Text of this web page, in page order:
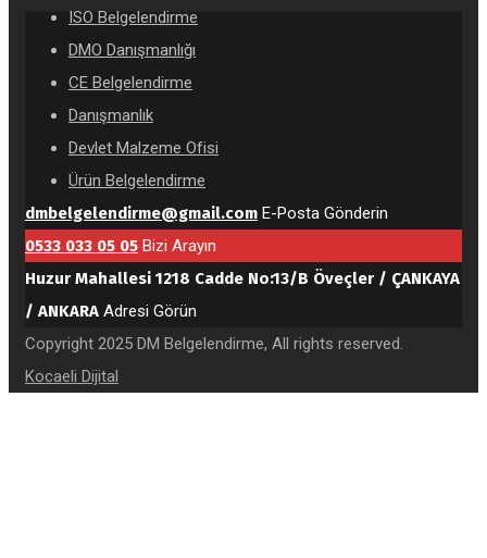
ISO Belgelendirme
DMO Danışmanlığı
CE Belgelendirme
Danışmanlık
Devlet Malzeme Ofisi
Ürün Belgelendirme
dmbelgelendirme@gmail.com E-Posta Gönderin
0533 033 05 05 Bizi Arayın
Huzur Mahallesi 1218 Cadde No:13/B Öveçler / ÇANKAYA
/ ANKARA Adresi Görün
Copyright 2025 DM Belgelendirme, All rights reserved.
Kocaeli Dijital